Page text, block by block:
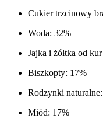
Cukier trzcinowy
Woda: 32%
Jajka i żółtka od
Biszkopty: 17%
Rodzynki
Miód: 17%